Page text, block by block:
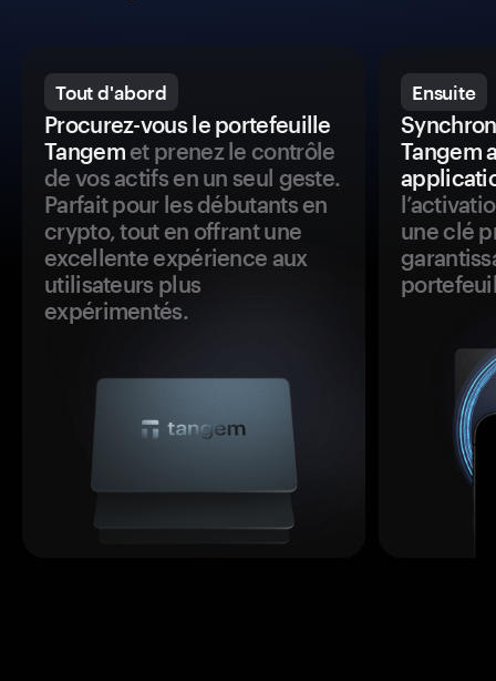
Tout d'abord
Procurez-vous le portefeuille
Tangemet prenez le contrôle
de vos actifs en un seul geste.
Parfait pour les débutants en
crypto, tout en offrant une
excellente expérience aux
utilisateurs plus
expérimentés.
Ensuite
Tangem
une clé